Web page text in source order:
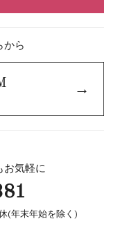
から
→
お気軽に
年末年始を除く)